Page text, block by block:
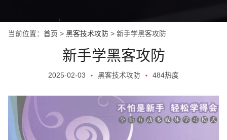
当前位置： 首页 > 黑客技术攻防 > 新手学黑客攻防
新手学黑客攻防
2025-02-03 黑客技术攻防 484热度